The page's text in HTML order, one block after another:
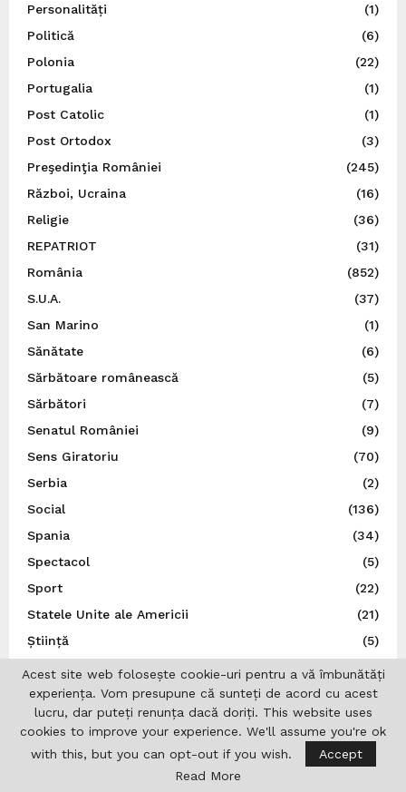
Personalități
(1)
Politică
(6)
Polonia
(22)
Portugalia
(1)
Post Catolic
(1)
Post Ortodox
(3)
Preşedinţia României
(245)
Război, Ucraina
(16)
Religie
(36)
REPATRIOT
(31)
România
(852)
S.U.A.
(37)
San Marino
(1)
Sănătate
(6)
Sărbătoare românească
(5)
Sărbători
(7)
Senatul României
(9)
Sens Giratoriu
(70)
Serbia
(2)
Social
(136)
Spania
(34)
Spectacol
(5)
Sport
(22)
Statele Unite ale Americii
(21)
Știință
(5)
Suedia
(14)
Ţările de Jos
(7)
Teatru
(22)
(1)
Acest site web folosește cookie-uri pentru a vă îmbunătăți
experiența. Vom presupune că sunteți de acord cu acest
lucru, dar puteți renunța dacă doriți. This website uses
cookies to improve your experience. We'll assume you're ok
with this, but you can opt-out if you wish.
Accept
Read More